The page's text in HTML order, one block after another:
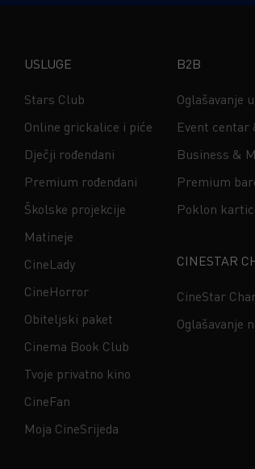
USLUGE
Stars Club
Online grickalice i piće
Dječji rođendani
Premium rođendani
Školske projekcije
Matineje
CineLady
CineHorror
Obiteljski paket
Cinema Book Club
Tvoje privatno kino
CineFan
Moja CineSrijeda
B2B
Oglašavanje
Event centar
Business &
Premium
Poklon
CINESTAR
CineStar
Oglašavanje